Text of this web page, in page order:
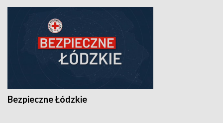
Bezpieczne Łódzkie